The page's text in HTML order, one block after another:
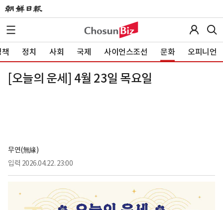
정치 사회 국제 사이언스조선 문화 오피니언
[오늘의 운세] 4월 23일 목요일
무연(無緣)
입력 2026.04.22. 23:00